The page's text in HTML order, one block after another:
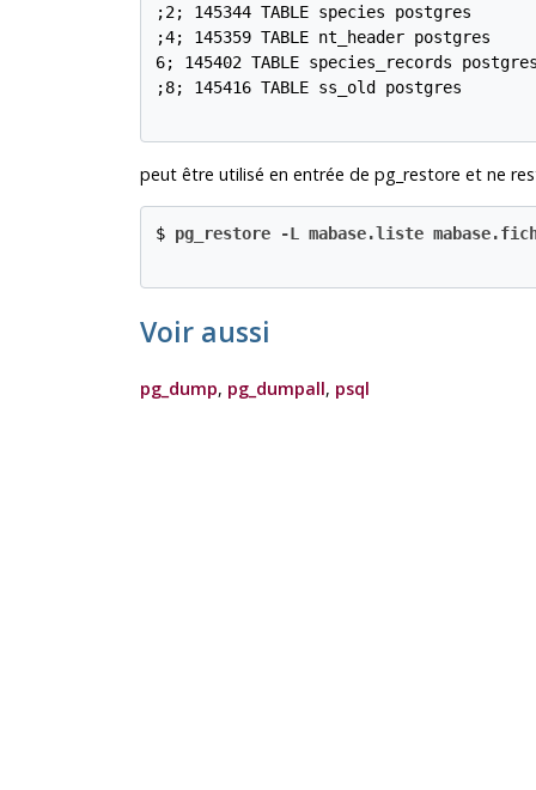
;2; 145344 TABLE species postgres
;4; 145359 TABLE nt_header postgres
6; 145402 TABLE species_records
;8; 145416 TABLE ss_old postgres
peut être utilisé en entrée de pg_restore et ne
$ pg_restore -L mabase.liste
Voir aussi
pg_dump, pg_dumpall, psql